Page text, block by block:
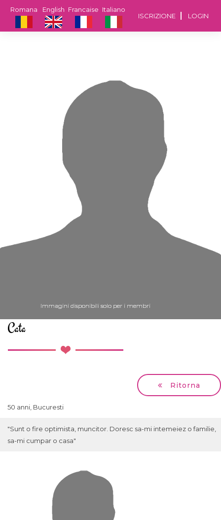
ISCRIZIONE LOGIN
Italiano
Francaise
English
Romana
Immagini disponibili solo per i membri
Immagini disponibili solo per i membri
Immagini disponibili solo per i membri
Immagini disponibili solo per i membri
Immagini disponibili solo per i membri
Cata
Ritorna
50 anni, Bucuresti
"Sunt o fire optimista, muncitor. Doresc sa-mi intemeiez o familie,
sa-mi cumpar o casa"